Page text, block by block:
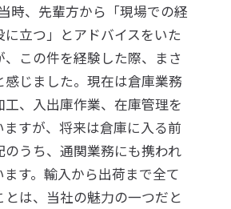
時、先輩方から「現場での経
立つ」とアドバイスをいた
この件を経験した際、まさ
感じました。現在は倉庫業務
工、入出庫作業、在庫管理を
ますが、将来は倉庫に入る前
のうち、通関業務にも携われ
す。輸入から出荷まで全て
とは、当社の魅力の一つだと